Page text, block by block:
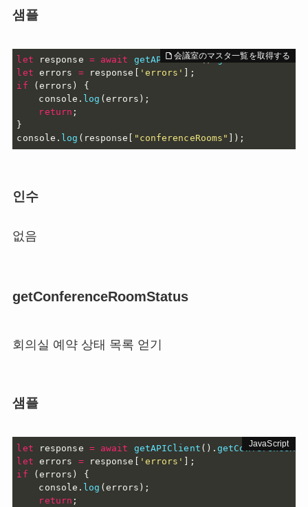
샘플
let response = await getAPIClient().
let errors = response 'errors'
;
if
( errors )
{
	console
. log ( errors ) ;
return ;
}
console . log ( response "conferenceRooms" ) ;
인수
없음
getConferenceRoomStatus
회의실 예약 상태 목록 얻기
샘플
let response = await getAPIClient ( ) .
let errors = response [ 'errors' ] ;
if
(errors )
{
	console
. log (errors ) ;
return ;